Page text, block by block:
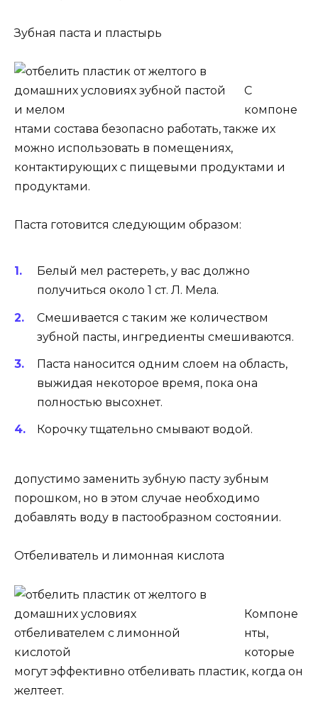
Зубная паста и пластырь
С
компоне
нтами состава безопасно работать, также их
можно использовать в помещениях,
контактирующих с пищевыми продуктами и
продуктами.
Паста готовится следующим образом:
Белый мел растереть, у вас должно
получиться около 1 ст. Л. Мела.
Смешивается с таким же количеством
зубной пасты, ингредиенты смешиваются.
Паста наносится одним слоем на область,
выжидая некоторое время, пока она
полностью высохнет.
Корочку тщательно смывают водой.
допустимо заменить зубную пасту зубным
порошком, но в этом случае необходимо
добавлять воду в пастообразном состоянии.
Отбеливатель и лимонная кислота
Компоне
нты,
которые
могут эффективно отбеливать пластик, когда он
желтеет.